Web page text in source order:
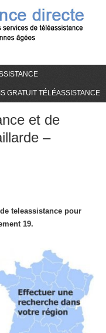
GRATUIT TÉLÉASSISTANCE
et de
–
teleassistance pour
19.